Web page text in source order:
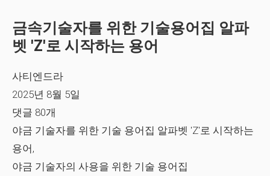
금속기술자를 위한 기술용어집 알파
벳 'Z'로 시작하는 용어
사티엔드라
2025년 8월 5일
댓글 80개
야금 기술자를 위한 기술 용어집 알파벳 'Z'로 시작하는
용어,
야금 기술자의 사용을 위한 기술 용어집